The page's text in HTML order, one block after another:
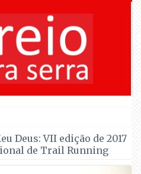
alegada rede
Deus: VII edição de 2017
de Trail Running